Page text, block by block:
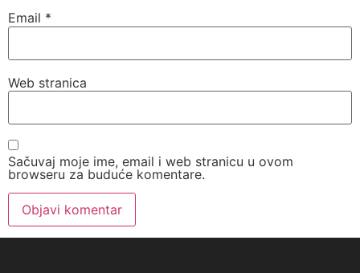
Email *
Web stranica
Sačuvaj moje ime, email i web stranicu u ovom
browseru za buduće komentare.